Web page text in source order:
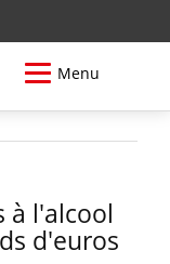
Menu
à l'alcool
d'euros